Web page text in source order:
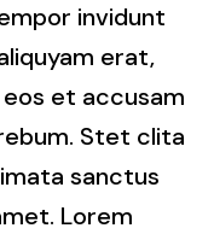
invidunt
erat,
et accusam
Stet clita
sanctus
Lorem